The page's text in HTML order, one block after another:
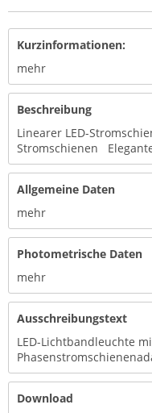
Kurzinformationen:
mehr
Beschreibung
Linearer LED-
Stromschienen
Allgemeine Daten
mehr
Photometrische Daten
mehr
Ausschreibungstext
LED-Lichtbandleuchte
Download